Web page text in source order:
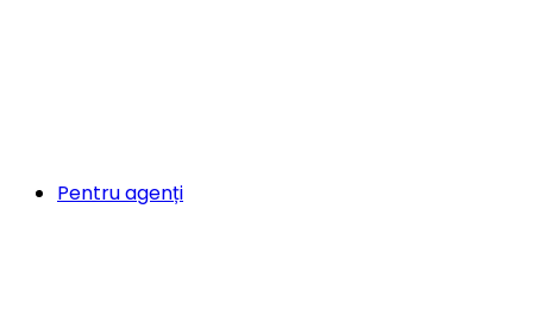
Pentru agenți